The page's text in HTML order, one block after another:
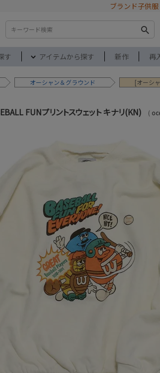
ブランド子供
す アイテムから探す 新作 再
オーシャン＆グラウンド [オーシ
FUNプリントスウェット キナリ(KN)